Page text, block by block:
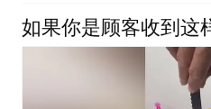
如果你是顾客收到这